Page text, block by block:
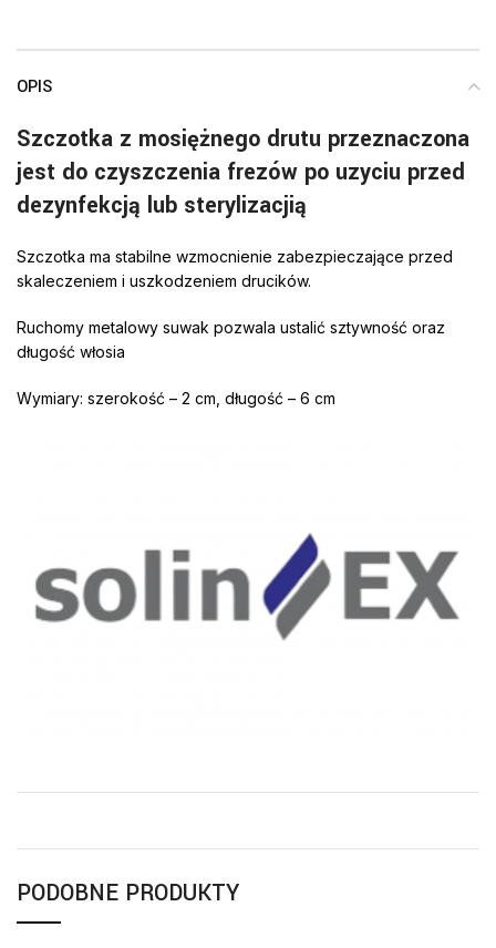
OPIS
Szczotka z mosiężnego drutu przeznaczona
jest do czyszczenia frezów po uzyciu przed
dezynfekcją lub sterylizacjią
Szczotka ma stabilne wzmocnienie zabezpieczające przed
skaleczeniem i uszkodzeniem drucików.
Ruchomy metalowy suwak pozwala ustalić sztywność oraz
długość włosia
Wymiary: szerokość – 2 cm, długość – 6 cm
PODOBNE PRODUKTY